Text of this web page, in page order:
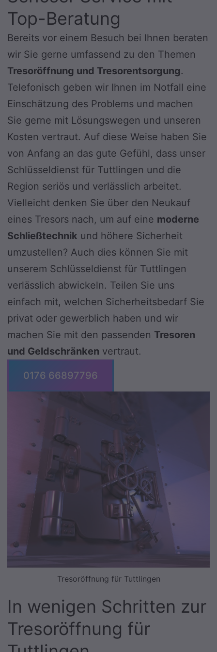
Top-Beratung
Bereits vor einem Besuch bei Ihnen beraten
wir Sie gerne umfassend zu den Themen
Tresoröffnung und Tresorentsorgung.
Telefonisch geben wir Ihnen im Notfall eine
Einschätzung des Problems und machen
Sie gerne mit Lösungswegen und unseren
Kosten vertraut. Auf diese Weise haben Sie
von Anfang an das gute Gefühl, dass unser
Schlüsseldienst für Tuttlingen und die
Region seriös und verlässlich arbeitet.
Vielleicht denken Sie über den Neukauf
eines Tresors nach, um auf eine moderne
Schließtechnik und höhere Sicherheit
umzustellen? Auch dies können Sie mit
unserem Schlüsseldienst für Tuttlingen
verlässlich abwickeln. Teilen Sie uns
einfach mit, welchen Sicherheitsbedarf Sie
privat oder gewerblich haben und wir
machen Sie mit den passenden Tresoren
und Geldschränken vertraut.
0176 66897796
Tresoröffnung für Tuttlingen
In wenigen Schritten zur
Tresoröffnung für